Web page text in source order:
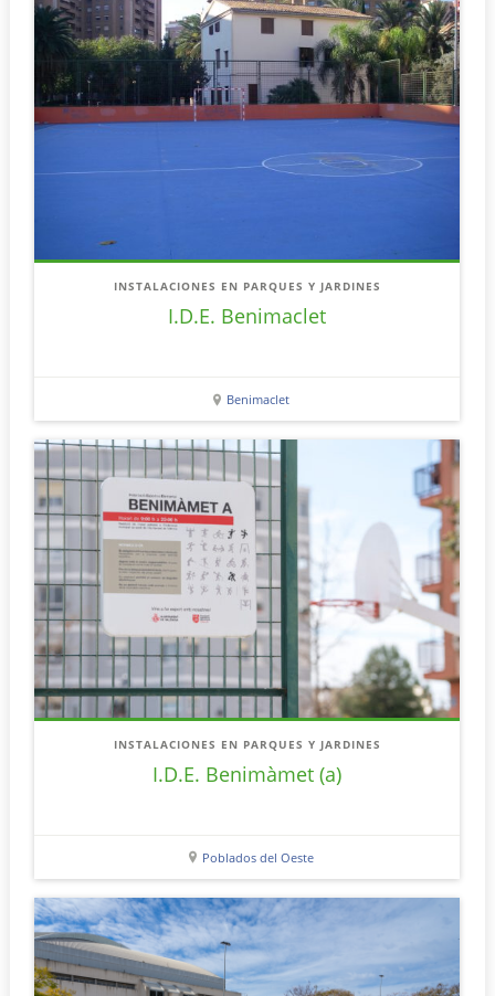
INSTALACIONES EN PARQUES Y JARDINES
I.D.E. Benimaclet
Benimaclet
INSTALACIONES EN PARQUES Y JARDINES
I.D.E. Benimàmet (a)
Poblados del Oeste